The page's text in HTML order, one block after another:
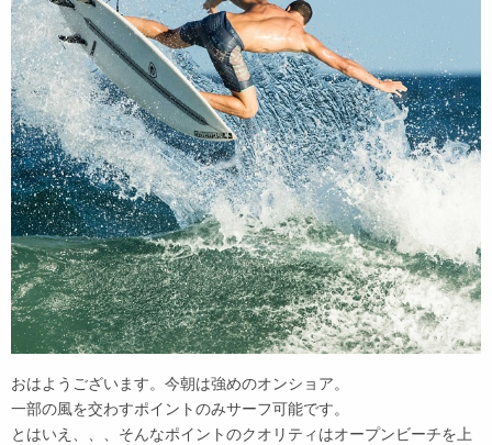
おはようございます。今朝は強めのオンショア。
一部の風を交わすポイントのみサーフ可能です。
とはいえ、、、そんなポイントのクオリティはオープンビーチを上